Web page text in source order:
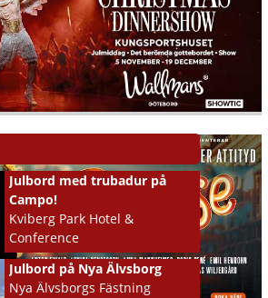
Julbord med trubadur på
Campo!
Kviberg Park Hotel &
Conference
GÖTEBORG
Julbord på Nya Älvsborg
Nya Älvsborgs Fästning